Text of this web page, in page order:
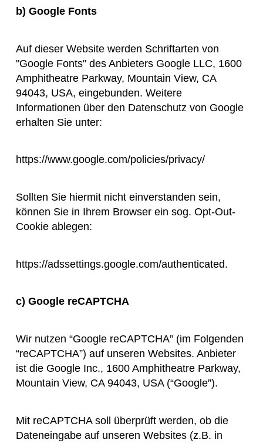
b) Google Fonts
Auf dieser Website werden Schriftarten von
"Google Fonts" des Anbieters Google LLC, 1600
Amphitheatre Parkway, Mountain View, CA
94043, USA, eingebunden. Weitere
Informationen über den Datenschutz von Google
erhalten Sie unter:
https://www.google.com/policies/privacy/
Sollten Sie hiermit nicht einverstanden sein,
können Sie in Ihrem Browser ein sog. Opt-Out-
Cookie ablegen:
https://adssettings.google.com/authenticated.
c) Google reCAPTCHA
Wir nutzen “Google reCAPTCHA” (im Folgenden
“reCAPTCHA”) auf unseren Websites. Anbieter
ist die Google Inc., 1600 Amphitheatre Parkway,
Mountain View, CA 94043, USA (“Google”).
Mit reCAPTCHA soll überprüft werden, ob die
Dateneingabe auf unseren Websites (z.B. in